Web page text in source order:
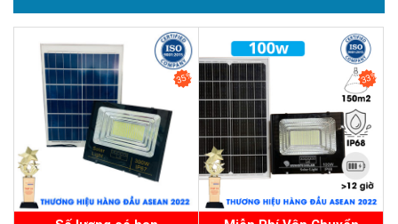
SẢN PHẨM CHẤT LƯỢNG - DỊCH VỤ TIN DÙNG LẦN VII - 2020
35% 33%